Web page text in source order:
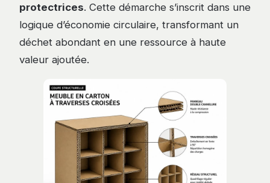
protectrices. Cette démarche s’inscrit dans une
logique d’économie circulaire, transformant un
déchet abondant en une ressource à haute
valeur ajoutée.